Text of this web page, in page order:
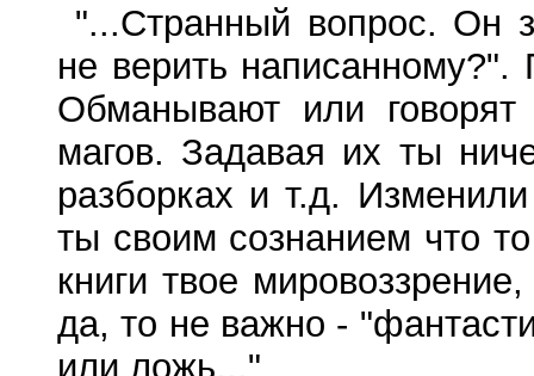
"...Странный вопрос. Он
не верить написанному?".
Обманывают или
магов. Задавая их ты
разборках и т.д.
ты своим сознанием что
книги твое
да, то не важно -
или ложь..."